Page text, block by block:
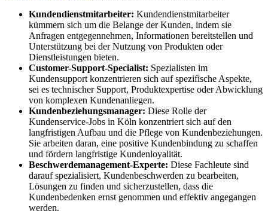
Kundendienstmitarbeiter: Kundendienstmitarbeiter
kümmern sich um die Belange der Kunden, indem sie
Anfragen entgegennehmen, Informationen bereitstellen und
Unterstützung bei der Nutzung von Produkten oder
Dienstleistungen bieten.
Customer-Support-Specialist: Spezialisten im
Kundensupport konzentrieren sich auf spezifische Aspekte,
sei es technischer Support, Produktexpertise oder Abwicklung
von komplexen Kundenanliegen.
Kundenbeziehungsmanager: Diese Rolle der
Kundenservice-Jobs in Köln konzentriert sich auf den
langfristigen Aufbau und die Pflege von Kundenbeziehungen.
Sie arbeiten daran, eine positive Kundenbindung zu schaffen
und fördern langfristige Kundenloyalität.
Beschwerdemanagement-Experte: Diese Fachleute sind
darauf spezialisiert, Kundenbeschwerden zu bearbeiten,
Lösungen zu finden und sicherzustellen, dass die
Kundenbedenken ernst genommen und effektiv angegangen
werden.